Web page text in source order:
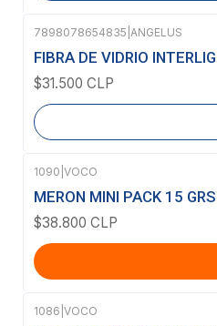
Agotado
7898078654835 ANGELUS
FIBRA DE VIDRIO
$31.500 CLP
1090 VOCO
MERON MINI PACK 15
$38.800 CLP
1086 VOCO